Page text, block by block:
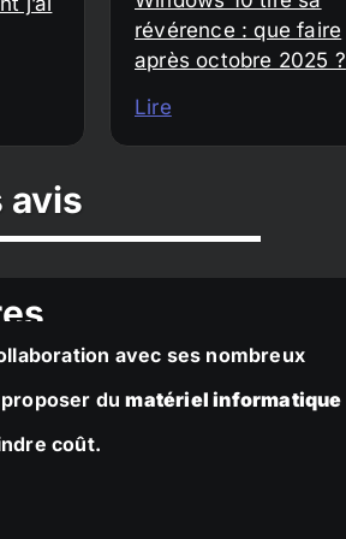
révérence : que faire
après octobre 2025 ?
Lire
avis
avec ses nombreux
dumatériel informatique
coût.